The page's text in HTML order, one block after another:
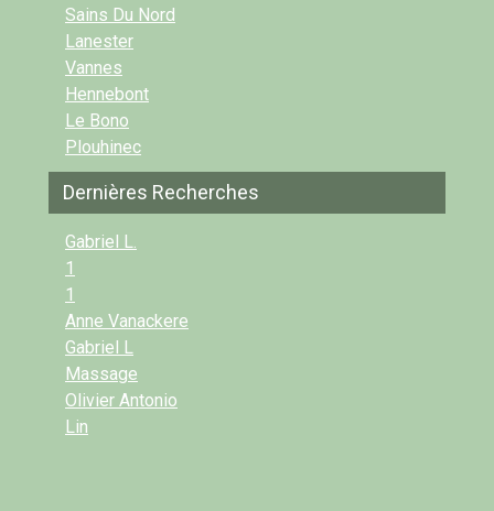
Sains Du Nord
Lanester
Vannes
Hennebont
Le Bono
Plouhinec
Dernières Recherches
Gabriel L.
1
1
Anne Vanackere
Gabriel L
Massage
Olivier Antonio
Lin